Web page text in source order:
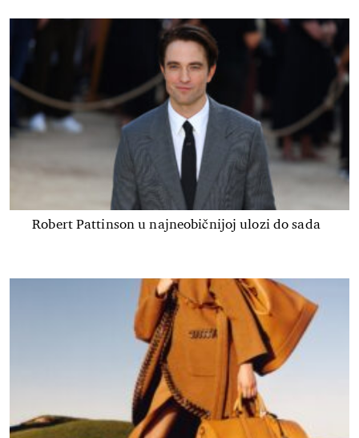
Robert Pattinson u najneobičnijoj ulozi do sada